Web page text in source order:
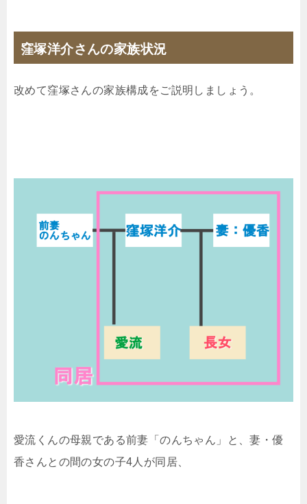
窪塚洋介さんの家族状況
改めて窪塚さんの家族構成をご説明しましょう。
愛流くんの母親である前妻「のんちゃん」と、妻・優
香さんとの間の女の子4人が同居、